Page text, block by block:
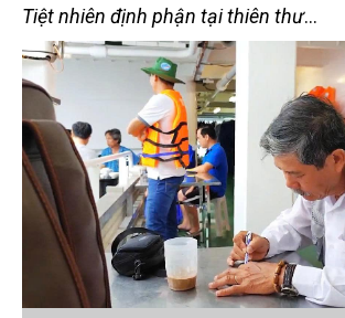
Tiệt nhiên định phận tại thiên thư...